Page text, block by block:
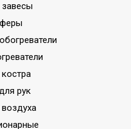
рук